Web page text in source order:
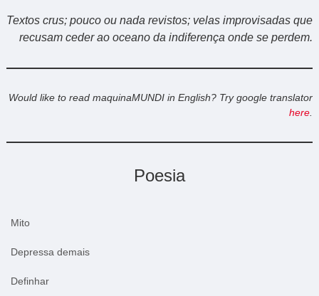
Textos crus; pouco ou nada revistos; velas improvisadas que
recusam ceder ao oceano da indiferença onde se perdem.
Would like to read maquinaMUNDI in English? Try google translator
here
Poesia
Mito
Depressa demais
Definhar